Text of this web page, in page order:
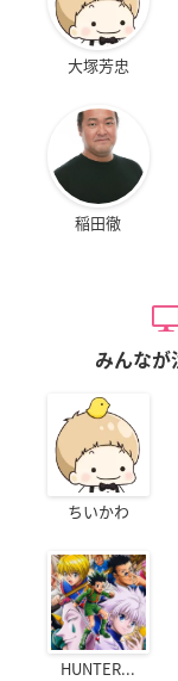
大塚芳忠
稲田徹
みんなが
ちいかわ
HUNTER...